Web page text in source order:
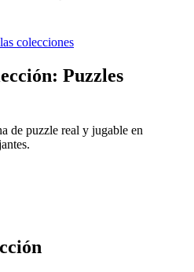
colecciones
Puzzles
de puzzle real y jugable en